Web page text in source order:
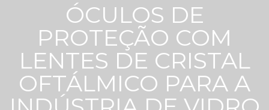
ÓCULOS DE
PROTEÇÃO COM
LENTES DE CRISTAL
OFTÁLMICO PARA A